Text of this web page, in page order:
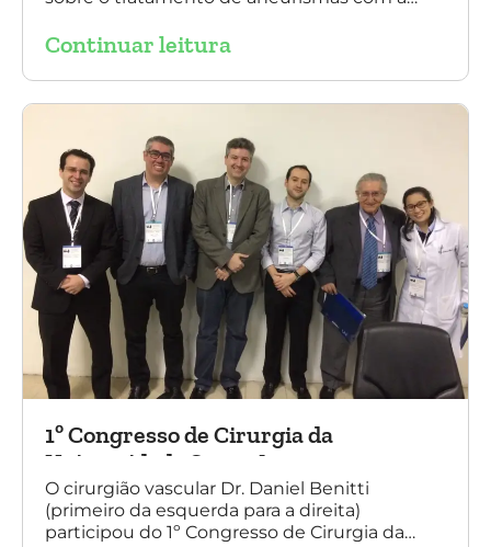
foto, Dr. Daniel Benitti (ao centro) com os
Angiologia e Cirurgia Vascular do Rio Grande
do Sul.
Continuar leitura
1º Congresso de Cirurgia da
Universidade Santo Amaro
O cirurgião vascular Dr. Daniel Benitti
(primeiro da esquerda para a direita)
participou do 1º Congresso de Cirurgia da